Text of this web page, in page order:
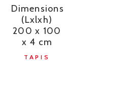
Dimensions
(Lxlxh)
200 x 100
x 4 cm
TAPIS